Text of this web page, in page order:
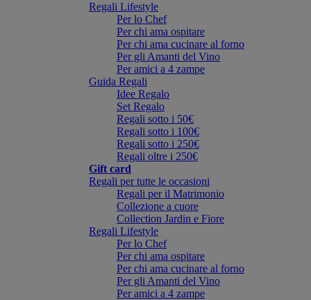
Regali Lifestyle
Per lo Chef
Per chi ama ospitare
Per chi ama cucinare al forno
Per gli Amanti del Vino
Per amici a 4 zampe
Guida Regali
Idee Regalo
Set Regalo
Regali sotto i 50€
Regali sotto i 100€
Regali sotto i 250€
Regali oltre i 250€
Gift card
Regali per tutte le occasioni
Regali per il Matrimonio
Collezione a cuore
Collection Jardin e Fiore
Regali Lifestyle
Per lo Chef
Per chi ama ospitare
Per chi ama cucinare al forno
Per gli Amanti del Vino
Per amici a 4 zampe